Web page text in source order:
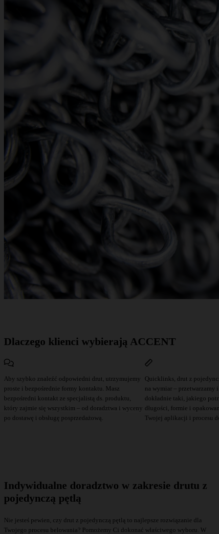
Dlaczego klienci wybierają ACCENT
Aby szybko znaleźć odpowiedni drut, utrzymujemy
proste i bezpośrednie formy kontaktu. Masz
bezpośredni kontakt ze specjalistą ds. produktu,
który zajmie się wszystkim – od doradztwa i wyceny
po dostawę i obsługę posprzedażową.
Quicklinks, drut z
na wymiar – przetwarzamy
dokładnie taki, jakiego
długości, formie i
Twojej aplikacji i procesu
Indywidualne doradztwo w zakresie drutu z
pojedynczą pętlą
Nie jesteś pewien, czy drut z pojedynczą pętlą to najlepsze rozwiązanie dla
Twojego procesu belowania? Pomożemy Ci dokonać właściwego wyboru. W